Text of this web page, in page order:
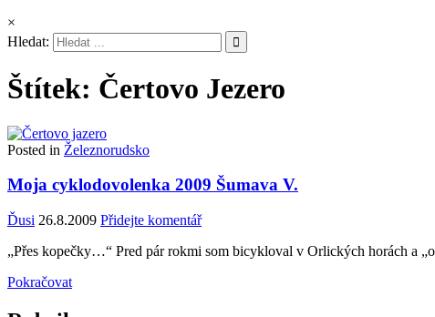
×
Hledat:
Štítek: Čertovo Jezero
Posted in Železnorudsko
Moja cyklodovolenka 2009 Šumava V.
Ďusi 26.8.2009 Přidejte komentář
„Přes kopečky…“ Pred pár rokmi som bicykloval v Orlických horách a
Pokračovat